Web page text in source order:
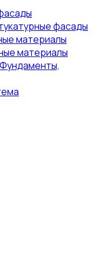
фасады
материалы
материалы